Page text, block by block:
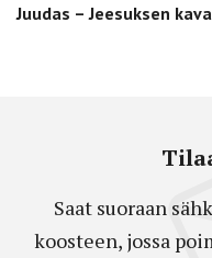
Juudas – Jeesuksen
Saat suoraan
koosteen, jossa